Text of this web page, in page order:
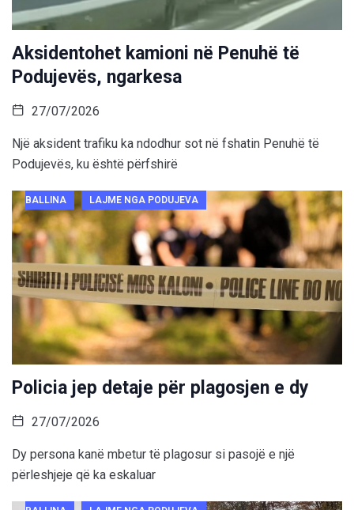
Aksidentohet kamioni në Penuhë të
Podujevës, ngarkesa
27/07/2026
Një aksident trafiku ka ndodhur sot në fshatin Penuhë të
Podujevës, ku është përfshirë
BALLINA LAJME NGA PODUJEVA
Policia jep detaje për plagosjen e dy
27/07/2026
Dy persona kanë mbetur të plagosur si pasojë e një
përleshjeje që ka eskaluar